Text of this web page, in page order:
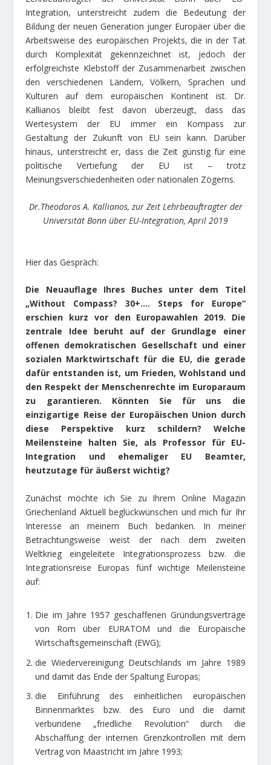
Integration, unterstreicht zudem die Bedeutung der
Bildung der neuen Generation junger Europäer über die
Arbeitsweise des europäischen Projekts, die in der Tat
durch Komplexität gekennzeichnet ist, jedoch der
erfolgreichste Klebstoff der Zusammenarbeit zwischen
den verschiedenen Ländern, Völkern, Sprachen und
Kulturen auf dem europäischen Kontinent ist. Dr.
Kallianos bleibt fest davon überzeugt, dass das
Wertesystem der EU immer ein Kompass zur
Gestaltung der Zukunft von EU sein kann. Darüber
hinaus, unterstreicht er, dass die Zeit günstig für eine
politische Vertiefung der EU ist – trotz
Meinungsverschiedenheiten oder nationalen Zögerns.
Dr.Theodoros A. Kallianos, zur Zeit Lehrbeauftragter der
Universität Bonn über EU-Integration, April 2019
Hier das Gespräch:
Die Neuauflage Ihres Buches unter dem Titel
„Without Compass? 30+…. Steps for Europe“
erschien kurz vor den Europawahlen 2019. Die
zentrale Idee beruht auf der Grundlage einer
offenen demokratischen Gesellschaft und einer
sozialen Marktwirtschaft für die EU, die gerade
dafür entstanden ist, um Frieden, Wohlstand und
den Respekt der Menschenrechte im Europaraum
zu garantieren. Κönnten Sie für uns die
einzigartige Reise der Europäischen Union durch
diese Perspektive kurz schildern? Welche
Meilensteine halten Sie, als Professor für EU-
Integration und ehemaliger EU Beamter,
heutzutage für äußerst wichtig?
Zunächst möchte ich Sie zu Ihrem Online Magazin
Griechenland Aktuell beglückwünschen und mich für Ihr
Interesse an meinem Buch bedanken. In meiner
Betrachtungsweise weist der nach dem zweiten
Weltkrieg eingeleitete Integrationsprozess bzw. die
Integrationsreise Europas fünf wichtige Meilensteine
auf:
Die im Jahre 1957 geschaffenen Gründungsverträge
von Rom über EURATOM und die Europäische
Wirtschaftsgemeinschaft (EWG);
die Wiedervereinigung Deutschlands im Jahre 1989
und damit das Ende der Spaltung Europas;
die Einführung des einheitlichen europäischen
Binnenmarktes bzw. des Euro und die damit
verbundene „friedliche Revolution“ durch die
Abschaffung der internen Grenzkontrollen mit dem
Vertrag von Maastricht im Jahre 1993;